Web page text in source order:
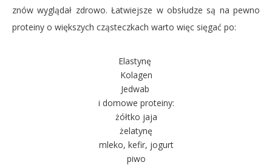
znów wyglądał zdrowo. Łatwiejsze w obsłudze są na pewno
proteiny o większych cząsteczkach warto więc sięgać po:
Elastynę
Kolagen
Jedwab
i domowe proteiny:
żółtko jaja
żelatynę
mleko, kefir, jogurt
piwo